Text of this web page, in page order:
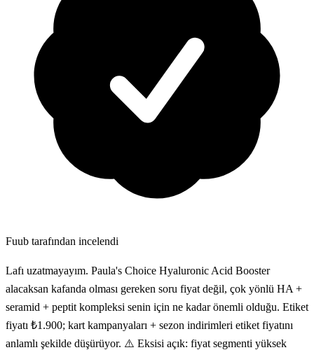
Fuub tarafından incelendi
Lafı uzatmayayım. Paula's Choice Hyaluronic Acid Booster
alacaksan kafanda olması gereken soru fiyat değil, çok yönlü HA +
seramid + peptit kompleksi senin için ne kadar önemli olduğu. Etiket
fiyatı ₺1.900; kart kampanyaları + sezon indirimleri etiket fiyatını
anlamlı şekilde düşürüyor. ⚠️ Eksisi açık: fiyat segmenti yüksek